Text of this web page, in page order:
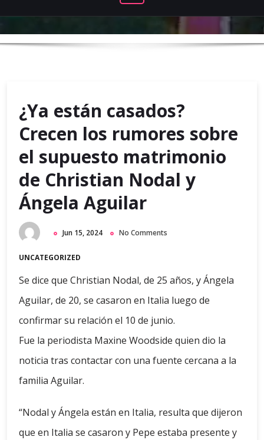
¿Ya están casados?
Crecen los rumores sobre
el supuesto matrimonio
de Christian Nodal y
Ángela Aguilar
Jun 15, 2024 No Comments
UNCATEGORIZED
Se dice que Christian Nodal, de 25 años, y Ángela
Aguilar, de 20, se casaron en Italia luego de
confirmar su relación el 10 de junio.
Fue la periodista Maxine Woodside quien dio la
noticia tras contactar con una fuente cercana a la
familia Aguilar.
“Nodal y Ángela están en Italia, resulta que dijeron
que en Italia se casaron y Pepe estaba presente y